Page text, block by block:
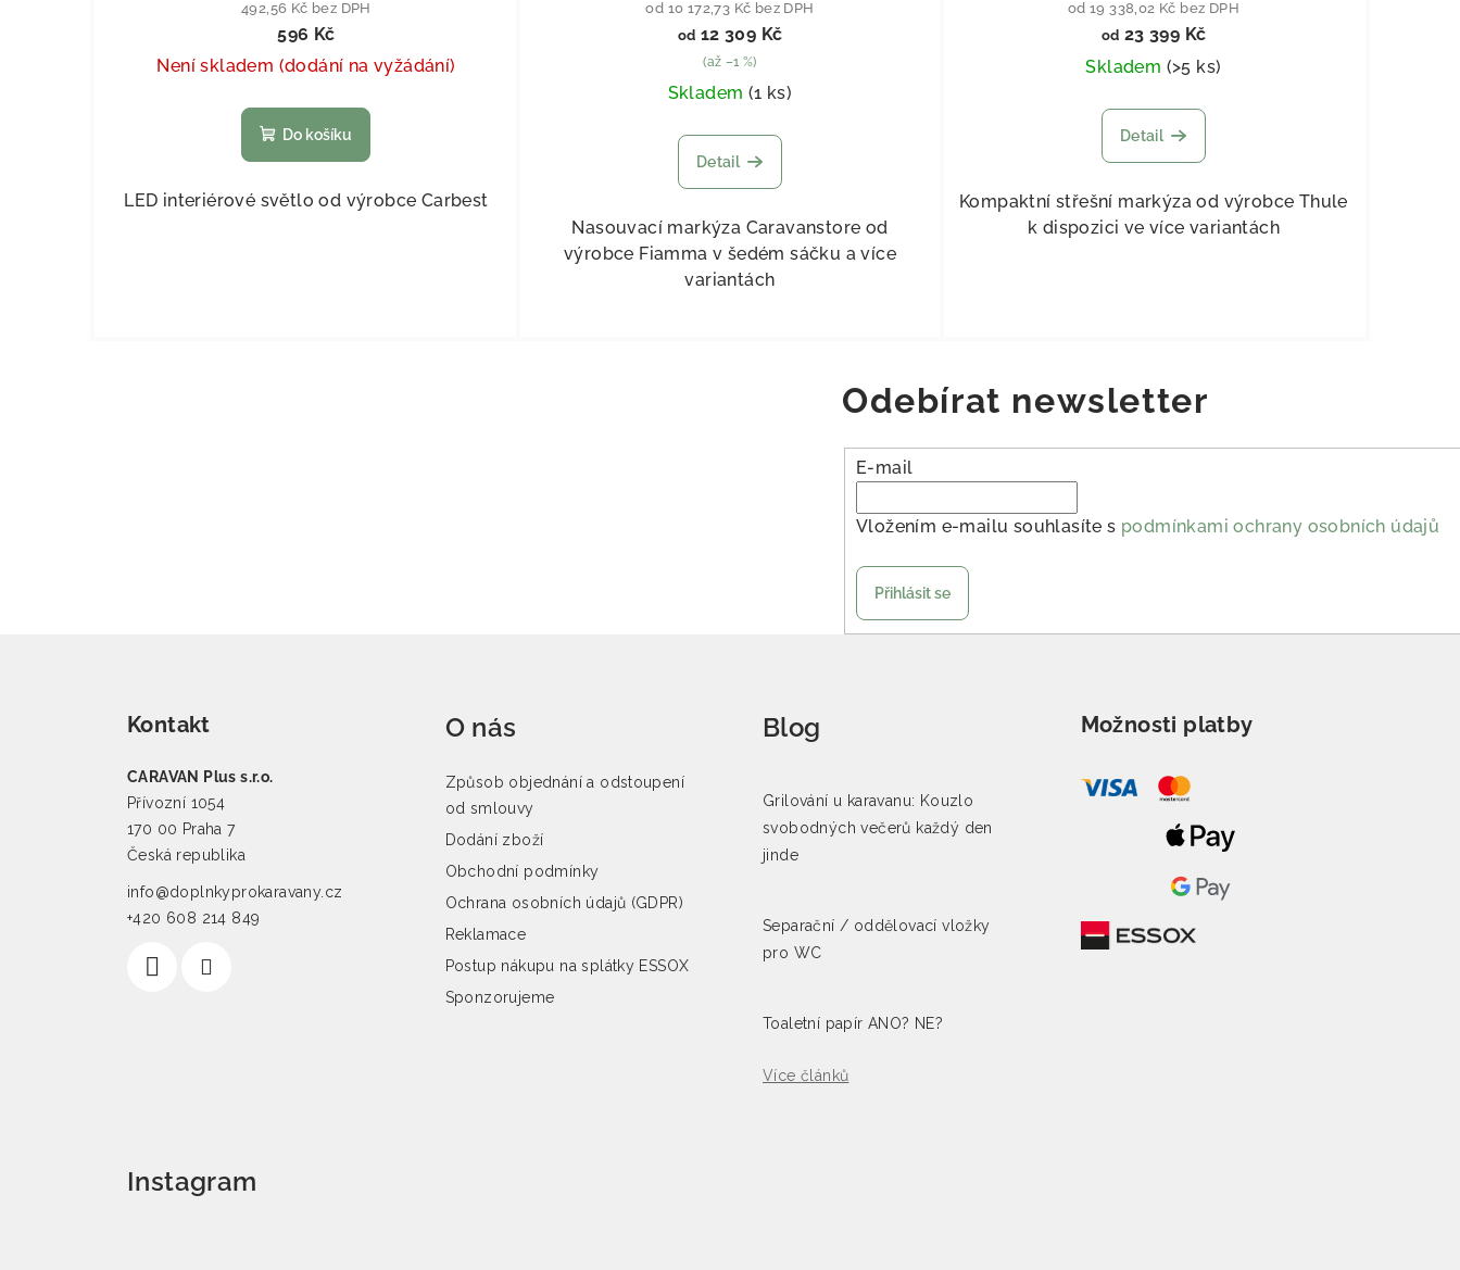
492,56 Kč bez DPH
596 Kč
Není skladem (dodání na vyžádání)
Do košíku
LED interiérové světlo od výrobce Carbest
od 10 172,73 Kč bez DPH
od 12 309 Kč
(až –1 %)
Skladem (1 ks)
Detail
Nasouvací markýza Caravanstore od
výrobce Fiamma v šedém sáčku a více
variantách
od 19 338,02 Kč bez DPH
od 23 399 Kč
Skladem (>5 ks)
Detail
Kompaktní střešní markýza od výrobce Thule
k dispozici ve více variantách
Odebírat newsletter
E-mail
Vložením e-mailu souhlasíte s podmínkami ochrany osobních údajů
Přihlásit se
Kontakt
CARAVAN Plus s.r.o.
Přívozní 1054
170 00 Praha 7
Česká republika
info@doplnkyprokaravany.cz
+420 608 214 849
O nás
Způsob objednání a odstoupení
od smlouvy
Dodání zboží
Obchodní podmínky
Ochrana osobních údajů (GDPR)
Reklamace
Postup nákupu na splátky ESSOX
Sponzorujeme
Blog
Grilování u karavanu: Kouzlo
svobodných večerů každý den
jinde
Separační / oddělovací vložky
pro WC
Toaletní papír ANO? NE?
Více článků
Možnosti platby
Instagram